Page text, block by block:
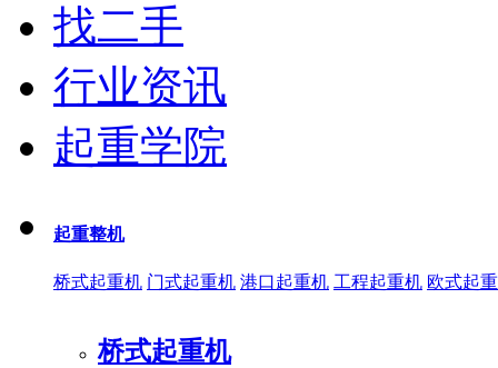
找二手
行业资讯
起重学院
起重整机
桥式起重机 门式起重机 港口起重机 工程起重机 欧式起
桥式起重机